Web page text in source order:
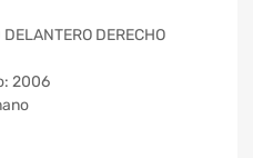
DERECHO
2006